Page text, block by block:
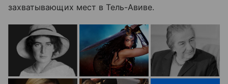
захватывающих мест в Тель-Авиве.